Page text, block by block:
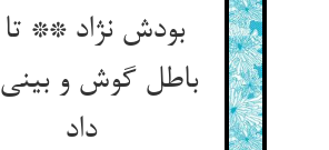
بودش نژاد ** تا
باطل گوش و بینی
داد